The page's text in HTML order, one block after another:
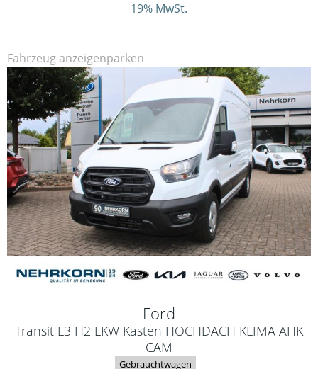
19% MwSt.
Fahrzeug anzeigenparken
Ford
Transit L3 H2 LKW Kasten HOCHDACH KLIMA AHK
CAM
Gebrauchtwagen